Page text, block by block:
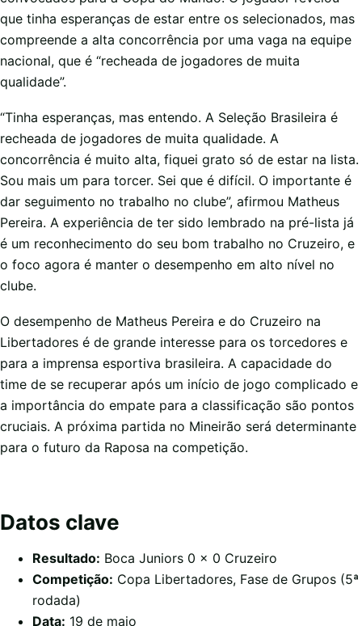
que tinha esperanças de estar entre os selecionados, mas
compreende a alta concorrência por uma vaga na equipe
nacional, que é “recheada de jogadores de muita
qualidade”.
“Tinha esperanças, mas entendo. A Seleção Brasileira é
recheada de jogadores de muita qualidade. A
concorrência é muito alta, fiquei grato só de estar na lista.
Sou mais um para torcer. Sei que é difícil. O importante é
dar seguimento no trabalho no clube”, afirmou Matheus
Pereira. A experiência de ter sido lembrado na pré-lista já
é um reconhecimento do seu bom trabalho no Cruzeiro, e
o foco agora é manter o desempenho em alto nível no
clube.
O desempenho de Matheus Pereira e do Cruzeiro na
Libertadores é de grande interesse para os torcedores e
para a imprensa esportiva brasileira. A capacidade do
time de se recuperar após um início de jogo complicado e
a importância do empate para a classificação são pontos
cruciais. A próxima partida no Mineirão será determinante
para o futuro da Raposa na competição.
Datos clave
Resultado: Boca Juniors 0 x 0 Cruzeiro
Competição: Copa Libertadores, Fase de Grupos (5ª
rodada)
Data: 19 de maio